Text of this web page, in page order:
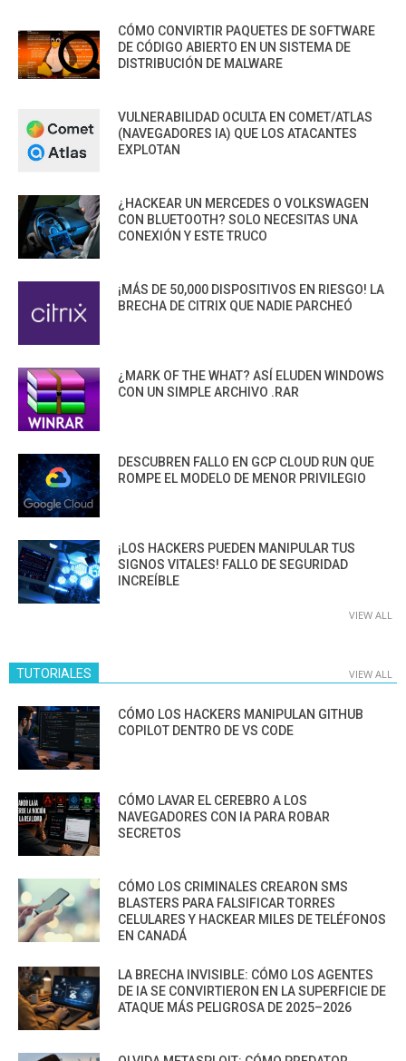
CÓMO CONVIRTIR PAQUETES DE SOFTWARE
DE CÓDIGO ABIERTO EN UN SISTEMA DE
DISTRIBUCIÓN DE MALWARE
VULNERABILIDAD OCULTA EN COMET/ATLAS
(NAVEGADORES IA) QUE LOS ATACANTES
EXPLOTAN
¿HACKEAR UN MERCEDES O VOLKSWAGEN
CON BLUETOOTH? SOLO NECESITAS UNA
CONEXIÓN Y ESTE TRUCO
¡MÁS DE 50,000 DISPOSITIVOS EN RIESGO! LA
BRECHA DE CITRIX QUE NADIE PARCHEÓ
¿MARK OF THE WHAT? ASÍ ELUDEN WINDOWS
CON UN SIMPLE ARCHIVO .RAR
DESCUBREN FALLO EN GCP CLOUD RUN QUE
ROMPE EL MODELO DE MENOR PRIVILEGIO
¡LOS HACKERS PUEDEN MANIPULAR TUS
SIGNOS VITALES! FALLO DE SEGURIDAD
INCREÍBLE
VIEW ALL
TUTORIALES VIEW ALL
CÓMO LOS HACKERS MANIPULAN GITHUB
COPILOT DENTRO DE VS CODE
CÓMO LAVAR EL CEREBRO A LOS
NAVEGADORES CON IA PARA ROBAR
SECRETOS
CÓMO LOS CRIMINALES CREARON SMS
BLASTERS PARA FALSIFICAR TORRES
CELULARES Y HACKEAR MILES DE TELÉFONOS
EN CANADÁ
LA BRECHA INVISIBLE: CÓMO LOS AGENTES
DE IA SE CONVIRTIERON EN LA SUPERFICIE DE
ATAQUE MÁS PELIGROSA DE 2025–2026